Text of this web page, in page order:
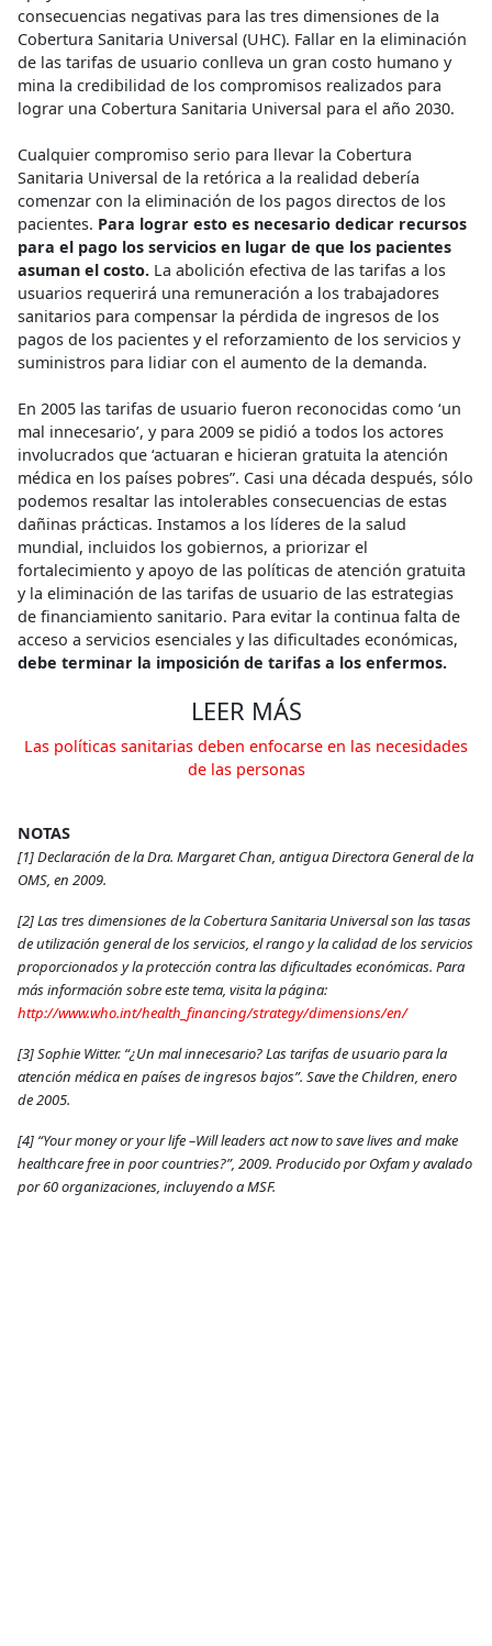
consecuencias negativas para las tres dimensiones de la
Cobertura Sanitaria Universal (UHC). Fallar en la eliminación
de las tarifas de usuario conlleva un gran costo humano y
mina la credibilidad de los compromisos realizados para
lograr una Cobertura Sanitaria Universal para el año 2030.
Cualquier compromiso serio para llevar la Cobertura
Sanitaria Universal de la retórica a la realidad debería
comenzar con la eliminación de los pagos directos de los
pacientes. Para lograr esto es necesario dedicar recursos
para el pago los servicios en lugar de que los pacientes
asuman el costo. La abolición efectiva de las tarifas a los
usuarios requerirá una remuneración a los trabajadores
sanitarios para compensar la pérdida de ingresos de los
pagos de los pacientes y el reforzamiento de los servicios y
suministros para lidiar con el aumento de la demanda.
En 2005 las tarifas de usuario fueron reconocidas como ‘un
mal innecesario’, y para 2009 se pidió a todos los actores
involucrados que ‘actuaran e hicieran gratuita la atención
médica en los países pobres”. Casi una década después, sólo
podemos resaltar las intolerables consecuencias de estas
dañinas prácticas. Instamos a los líderes de la salud
mundial, incluidos los gobiernos, a priorizar el
fortalecimiento y apoyo de las políticas de atención gratuita
y la eliminación de las tarifas de usuario de las estrategias
de financiamiento sanitario. Para evitar la continua falta de
acceso a servicios esenciales y las dificultades económicas,
debe terminar la imposición de tarifas a los enfermos.
LEER MÁS
Las políticas sanitarias deben enfocarse en las necesidades
de las personas
NOTAS
[1] Declaración de la Dra. Margaret Chan, antigua Directora General de la
OMS, en 2009.
[2] Las tres dimensiones de la Cobertura Sanitaria Universal son las tasas
de utilización general de los servicios, el rango y la calidad de los servicios
proporcionados y la protección contra las dificultades económicas. Para
más información sobre este tema, visita la página:
http://www.who.int/health_financing/strategy/dimensions/en/
[3] Sophie Witter. “¿Un mal innecesario? Las tarifas de usuario para la
atención médica en países de ingresos bajos”. Save the Children, enero
de 2005.
[4] “Your money or your life –Will leaders act now to save lives and make
healthcare free in poor countries?”, 2009. Producido por Oxfam y avalado
por 60 organizaciones, incluyendo a MSF.